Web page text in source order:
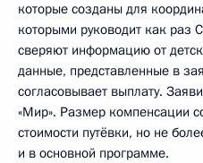
которые созданы для
которыми руководит как раз
сверяют информацию от
данные, представленные в
согласовывает выплату.
«Мир». Размер компенсации
стоимости путёвки, но не
и в основной программе.